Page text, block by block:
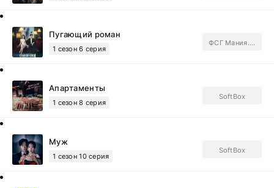
Пугающий роман
1 сезон 6 серия
ФСГ Мания.Subtitles
Апартаменты
1 сезон 8 серия
SoftBox
Муж
1 сезон 10 серия
SoftBox